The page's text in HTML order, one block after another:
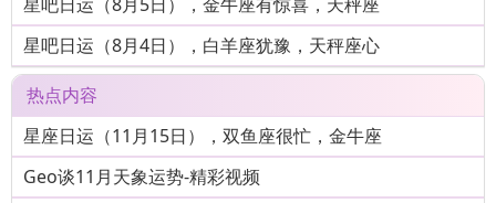
星吧日运（8月4日），白羊座犹豫，天秤座心
热点内容
星座日运（11月15日），双鱼座很忙，金牛座
Geo谈11月天象运势-精彩视频